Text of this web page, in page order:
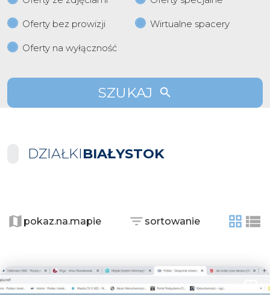
Oferty bez prowizji Wirtualne spacery
Oferty na wyłączność
SZUKAJ
DZIAŁKIBIAŁYSTOK
−pokaz.na.mapie sortowanie
tabela